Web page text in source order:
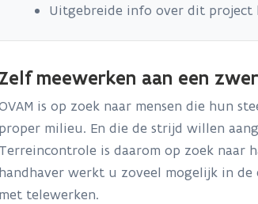
Uitgebreide info over dit project
Zelf meewerken aan een
is op zoek naar mensen die hun
proper milieu. En die de strijd willen
Terreincontrole is daarom op zoek naar
handhaver werkt u zoveel mogelijk in
met telewerken.